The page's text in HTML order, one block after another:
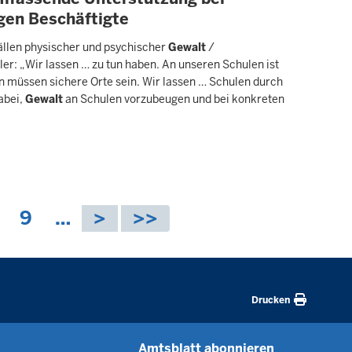
Beschäftigte
physischer und psychischerGewalt/
„Wir lassen … zu tun haben. An unseren Schulen ist
müssen sichere Orte sein. Wir lassen … Schulen durch
Gewaltan Schulen vorzubeugen und bei konkreten
S
i
9 …
Drucken